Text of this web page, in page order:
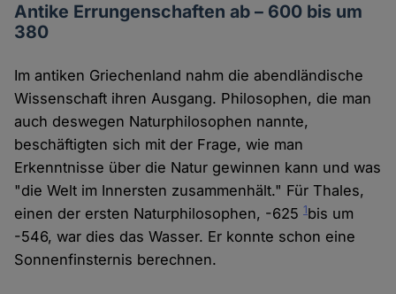
Antike Errungenschaften ab – 600 bis um
380
Im antiken Griechenland nahm die abendländische
Wissenschaft ihren Ausgang. Philosophen, die man
auch deswegen Naturphilosophen nannte,
beschäftigten sich mit der Frage, wie man
Erkenntnisse über die Natur gewinnen kann und was
"die Welt im Innersten zusammenhält." Für Thales,
einen der ersten Naturphilosophen, -6251bis um
-546, war dies das Wasser. Er konnte schon eine
Sonnenfinsternis berechnen.